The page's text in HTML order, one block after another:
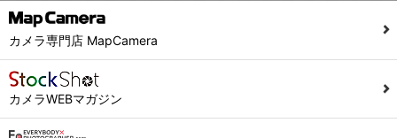
カメラ専門店 MapCamera
カメラWEBマガジン